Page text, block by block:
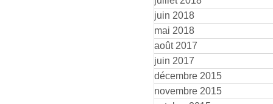
juin 2018
mai 2018
août 2017
juin 2017
décembre 2015
novembre 2015